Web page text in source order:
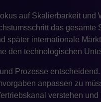
auf Skalierbarkeit und
das gesamte
später internationale
den technologischen
Prozesse
anpassen zu
verstehen